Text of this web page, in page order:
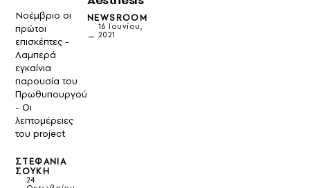
Νοέμβριο οι
πρώτοι
επισκέπτες -
Λαμπερά
εγκαίνια
παρουσία του
Πρωθυπουργού
- Oι
λεπτομέρειες
του project
ΣΤΕΦΑΝΊΑ
ΣΟΎΚΗ
24
NEWSROOM
16 Ιουνίου,
2021